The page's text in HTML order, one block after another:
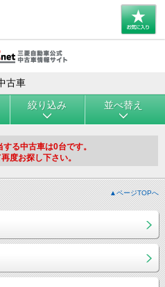
古車
絞り込み 並べ替え
る中古車は0台です。
度お探し下さい。
▲ページTOPへ